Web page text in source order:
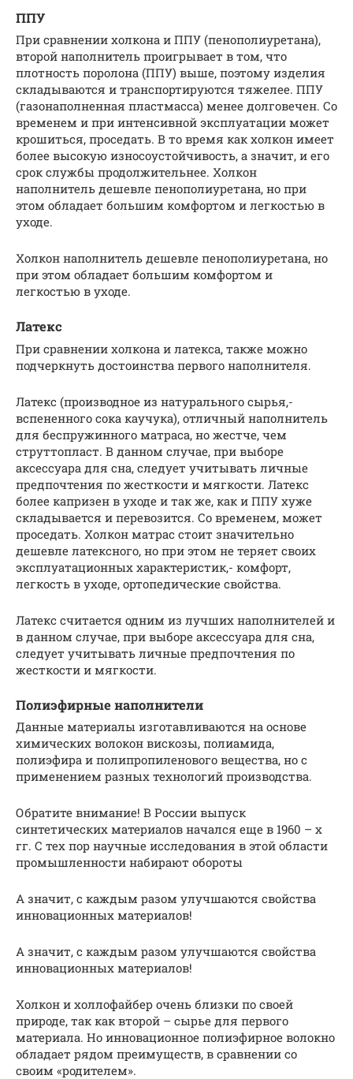
ППУ
При сравнении холкона и ППУ (пенополиуретана),
второй наполнитель проигрывает в том, что
плотность поролона (ППУ) выше, поэтому изделия
складываются и транспортируются тяжелее. ППУ
(газонаполненная пластмасса) менее долговечен. Со
временем и при интенсивной эксплуатации может
крошиться, проседать. В то время как холкон имеет
более высокую износоустойчивость, а значит, и его
срок службы продолжительнее. Холкон
наполнитель дешевле пенополиуретана, но при
этом обладает большим комфортом и легкостью в
уходе.
Холкон наполнитель дешевле пенополиуретана, но
при этом обладает большим комфортом и
легкостью в уходе.
Латекс
При сравнении холкона и латекса, также можно
подчеркнуть достоинства первого наполнителя.
Латекс (производное из натурального сырья,-
вспененного сока каучука), отличный наполнитель
для беспружинного матраса, но жестче, чем
струттопласт. В данном случае, при выборе
аксессуара для сна, следует учитывать личные
предпочтения по жесткости и мягкости. Латекс
более капризен в уходе и так же, как и ППУ хуже
складывается и перевозится. Со временем, может
проседать. Холкон матрас стоит значительно
дешевле латексного, но при этом не теряет своих
эксплуатационных характеристик,- комфорт,
легкость в уходе, ортопедические свойства.
Латекс считается одним из лучших наполнителей и
в данном случае, при выборе аксессуара для сна,
следует учитывать личные предпочтения по
жесткости и мягкости.
Полиэфирные наполнители
Данные материалы изготавливаются на основе
химических волокон вискозы, полиамида,
полиэфира и полипропиленового вещества, но с
применением разных технологий производства.
Обратите внимание! В России выпуск
синтетических материалов начался еще в 1960 – х
гг. С тех пор научные исследования в этой области
промышленности набирают обороты
А значит, с каждым разом улучшаются свойства
инновационных материалов!
А значит, с каждым разом улучшаются свойства
инновационных материалов!
Холкон и холлофайбер очень близки по своей
природе, так как второй – сырье для первого
материала. Но инновационное полиэфирное волокно
обладает рядом преимуществ, в сравнении со
своим «родителем».